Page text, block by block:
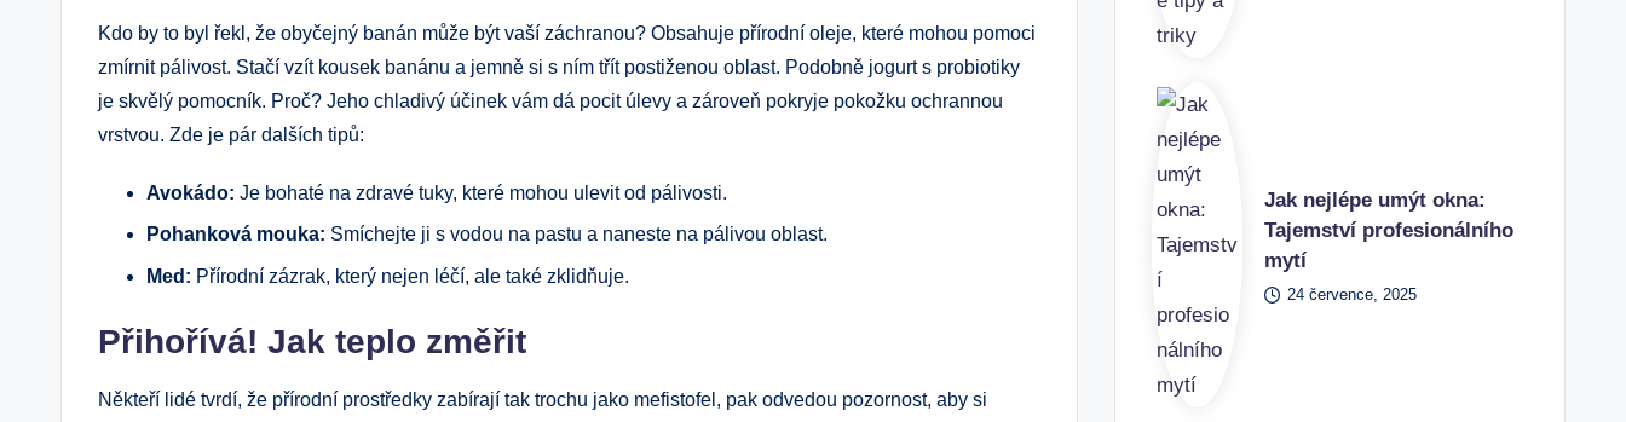
Kdo by to byl řekl, že obyčejný banán může být vaší záchranou? Obsahuje přírodní oleje, které mohou pomoci
zmírnit pálivost. Stačí vzít kousek banánu a jemně si s ním třít postiženou oblast. Podobně jogurt s probiotiky
je skvělý pomocník. Proč? Jeho chladivý účinek vám dá pocit úlevy a zároveň pokryje pokožku ochrannou
vrstvou. Zde je pár dalších tipů:
Avokádo: Je bohaté na zdravé tuky, které mohou ulevit od pálivosti.
Pohanková mouka: Smíchejte ji s vodou na pastu a naneste na pálivou oblast.
Med: Přírodní zázrak, který nejen léčí, ale také zklidňuje.
Přihořívá! Jak teplo změřit
Někteří lidé tvrdí, že přírodní prostředky zabírají tak trochu jako mefistofel, pak odvedou pozornost, aby si
Jak nejlépe umýt okna:
Tajemství profesionálního
mytí
24 července, 2025